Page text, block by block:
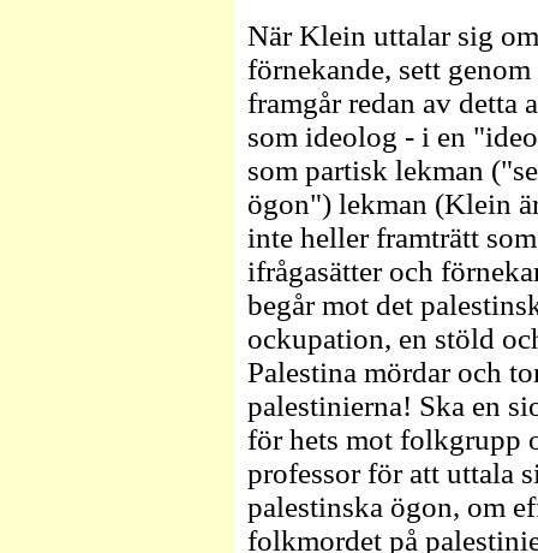
När Klein uttalar sig
förnekande, sett
framgår redan av detta
som ideolog - i en
som partisk lekman
ögon") lekman (Klein
inte heller framträtt
ifrågasätter och
begår mot det
ockupation, en stöld
Palestina mördar och
palestinierna! Ska en
för hets mot folkgrupp
professor för att uttala
palestinska ögon, om
folkmordet på